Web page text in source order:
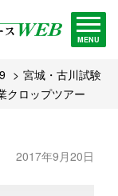
MENU
宮城・古川試験
クロップツアー
2017年9月20日